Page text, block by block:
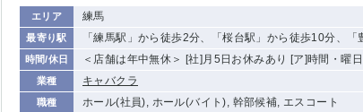
エリア 練馬
最寄り駅 「練馬駅」から徒歩2分、「桜台駅」から徒歩10分、
時間/休日 ＜店舗は年中無休＞ [社]月5日お休みあり [ア]時間・曜
業種 キャバクラ
職種 ホール(社員), ホール(バイト), 幹部候補, エスコート
①歌舞伎町 ②
新宿
①東武練馬 ②
成増・板橋 ③
大山 ②池袋
池袋東口
下赤塚 竹ノ塚 三鷹